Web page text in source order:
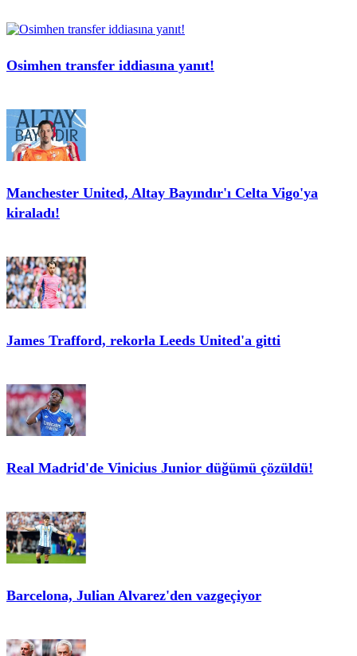
Osimhen transfer iddiasına yanıt!
Manchester United, Altay Bayındır'ı Celta Vigo'ya
kiraladı!
James Trafford, rekorla Leeds United'a gitti
Real Madrid'de Vinicius Junior düğümü çözüldü!
Barcelona, Julian Alvarez'den vazgeçiyor